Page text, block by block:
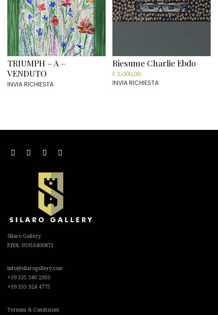
chosen
on
the
product
page
chosen
on
the
TRIUMPH – A –
VENDUTO
INVIA RICHIESTA
Riesume Charlie Ebdo
€ 3.000,00
INVIA RICHIESTA
Silaro Gallery
P.IVA: 05916400871
info@silarogallery.com
+39 335 580 2950
+39 333 924 4775
Termini & Condizioni